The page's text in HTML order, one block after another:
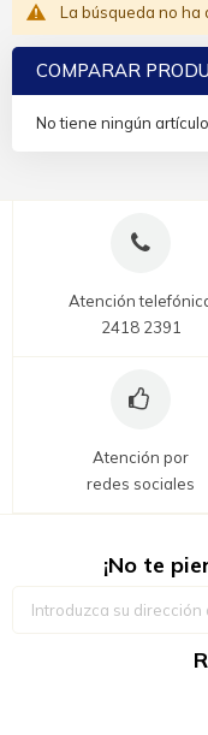
La búsqueda no ha
COMPARAR
No tiene ningún
Atención
2418 2391
Atención por
redes sociales
¡No te